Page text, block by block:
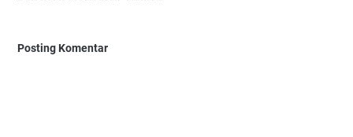
Posting Komentar